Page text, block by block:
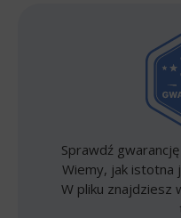
Sprawdź
Wiemy, jak istotna
W pliku znajdziesz